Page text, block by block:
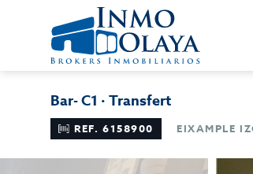
Bar- C1 · Transfert
REF. 6158900 EIXAMPLE